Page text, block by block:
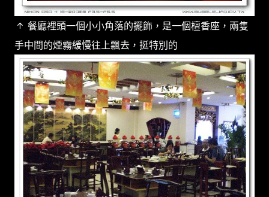
↑ 餐廳裡頭一個小小角落的擺飾，是一個檀香座，兩隻
手中間的煙霧緩慢往上飄去，挺特別的